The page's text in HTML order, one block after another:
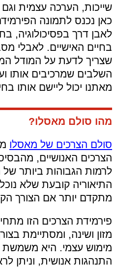
שייכות, הערכה עצמית
כאן נכנס לתמונה
לאבן דרך בפסיכולוגיה,
בחיים האישיים. לאבלי
שצריך לדעת על המודל
השלבים שמרכיבים אותו
מאתנו יכול ליישם אותו
מהו סולם מאסלו?
סולם הצרכים של מאסלו
הצרכים האנושיים,
לרמות הגבוהות ביותר
התיאוריה קובעת שלא
מתקדם יותר אם הצורך
פירמידת הצרכים הזו
מזון ושינה, ומסתיימת
מימוש עצמי. היא משמשת
התנהגות אנושית, וניתן